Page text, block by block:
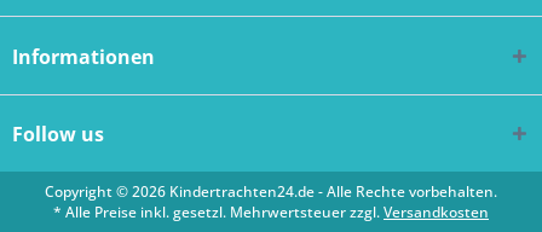
Informationen
Follow us
Copyright © 2026 Kindertrachten24.de - Alle Rechte vorbehalten.
* Alle Preise inkl. gesetzl. Mehrwertsteuer zzgl.Versandkosten